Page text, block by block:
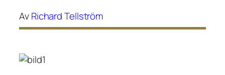
AvRichard Tellström